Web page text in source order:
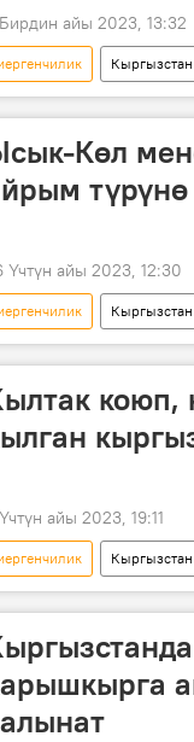
айы 2023, 13:32
Кыргызстан
Көл
Үчтүн айы 2023, 12:30
Кыргызстан
коюп,
айы 2023, 19:11
Кыргызстан